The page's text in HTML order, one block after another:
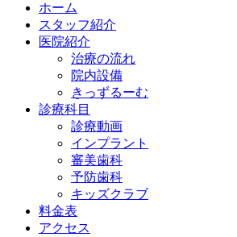
ホーム
スタッフ紹介
医院紹介
治療の流れ
院内設備
きっずるーむ
診療科目
診療動画
インプラント
審美歯科
予防歯科
キッズクラブ
料金表
アクセス